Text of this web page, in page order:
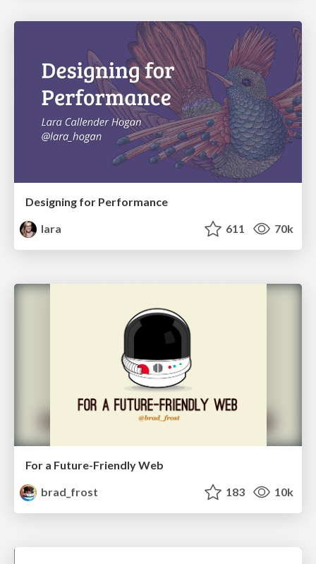
Designing for Performance
lara
611 70k
For a Future-Friendly Web
brad_frost
183 10k